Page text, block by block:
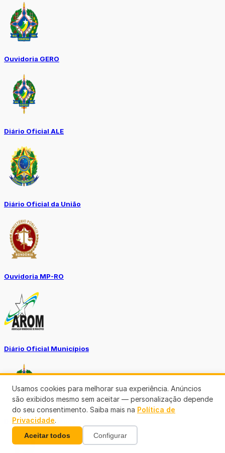
Ouvidoria GERO
Diário Oficial ALE
Diário Oficial da União
Ouvidoria MP-RO
Diário Oficial Municípios
Diario Oficial Justiça
Usamos cookies para melhorar sua experiência. Anúncios
são exibidos mesmo sem aceitar — personalização depende
do seu consentimento. Saiba mais na Política de
Privacidade.
Aceitar todos Configurar